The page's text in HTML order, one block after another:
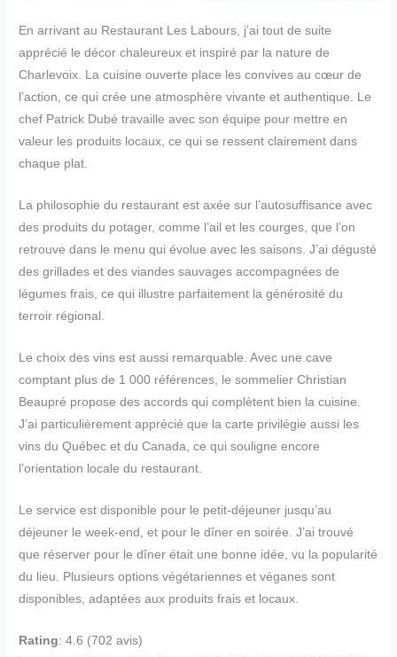
En arrivant au Restaurant Les Labours, j’ai tout de suite
apprécié le décor chaleureux et inspiré par la nature de
Charlevoix. La cuisine ouverte place les convives au cœur de
l’action, ce qui crée une atmosphère vivante et authentique. Le
chef Patrick Dubé travaille avec son équipe pour mettre en
valeur les produits locaux, ce qui se ressent clairement dans
chaque plat.
La philosophie du restaurant est axée sur l’autosuffisance avec
des produits du potager, comme l’ail et les courges, que l’on
retrouve dans le menu qui évolue avec les saisons. J’ai dégusté
des grillades et des viandes sauvages accompagnées de
légumes frais, ce qui illustre parfaitement la générosité du
terroir régional.
Le choix des vins est aussi remarquable. Avec une cave
comptant plus de 1 000 références, le sommelier Christian
Beaupré propose des accords qui complètent bien la cuisine.
J’ai particulièrement apprécié que la carte privilégie aussi les
vins du Québec et du Canada, ce qui souligne encore
l’orientation locale du restaurant.
Le service est disponible pour le petit-déjeuner jusqu’au
déjeuner le week-end, et pour le dîner en soirée. J’ai trouvé
que réserver pour le dîner était une bonne idée, vu la popularité
du lieu. Plusieurs options végétariennes et véganes sont
disponibles, adaptées aux produits frais et locaux.
Rating: 4.6 (702 avis)